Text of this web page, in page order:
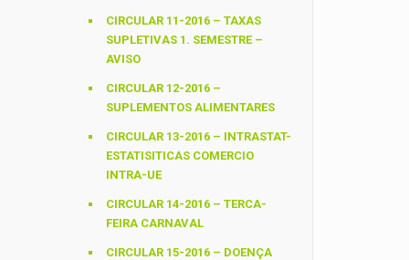
CIRCULAR 11-2016 – TAXAS
SUPLETIVAS 1. SEMESTRE –
AVISO
CIRCULAR 12-2016 –
SUPLEMENTOS ALIMENTARES
CIRCULAR 13-2016 – INTRASTAT-
ESTATISITICAS COMERCIO
INTRA-UE
CIRCULAR 14-2016 – TERCA-
FEIRA CARNAVAL
CIRCULAR 15-2016 – DOENÇA